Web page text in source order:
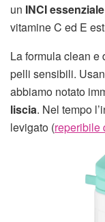
un INCI
vitamine C ed E
La formula clean e
pelli sensibili.
abbiamo notato
liscia. Nel tempo
levigato (reperibile